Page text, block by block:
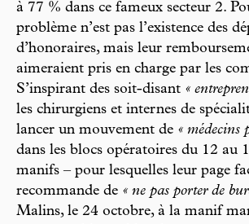
à 77 % dans ce fameux secteur 2.
problème n’est pas l’existence des
d’honoraires, mais leur
aimeraient pris en charge par les
S’inspirant des soit-disant «
les chirurgiens et internes de
lancer un mouvement de « médecins
dans les blocs opératoires du 12 au
manifs – pour lesquelles leur page
recommande de « ne pas porter de
Malins, le 24 octobre, à la manif